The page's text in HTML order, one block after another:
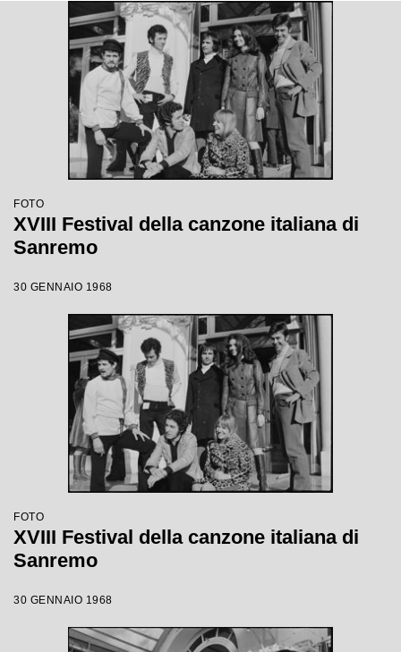
FOTO
XVIII Festival della canzone italiana di
Sanremo
30 GENNAIO 1968
FOTO
XVIII Festival della canzone italiana di
Sanremo
30 GENNAIO 1968